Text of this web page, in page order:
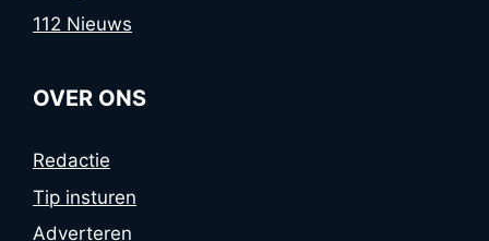
112 Nieuws
OVER ONS
Redactie
Tip insturen
Adverteren